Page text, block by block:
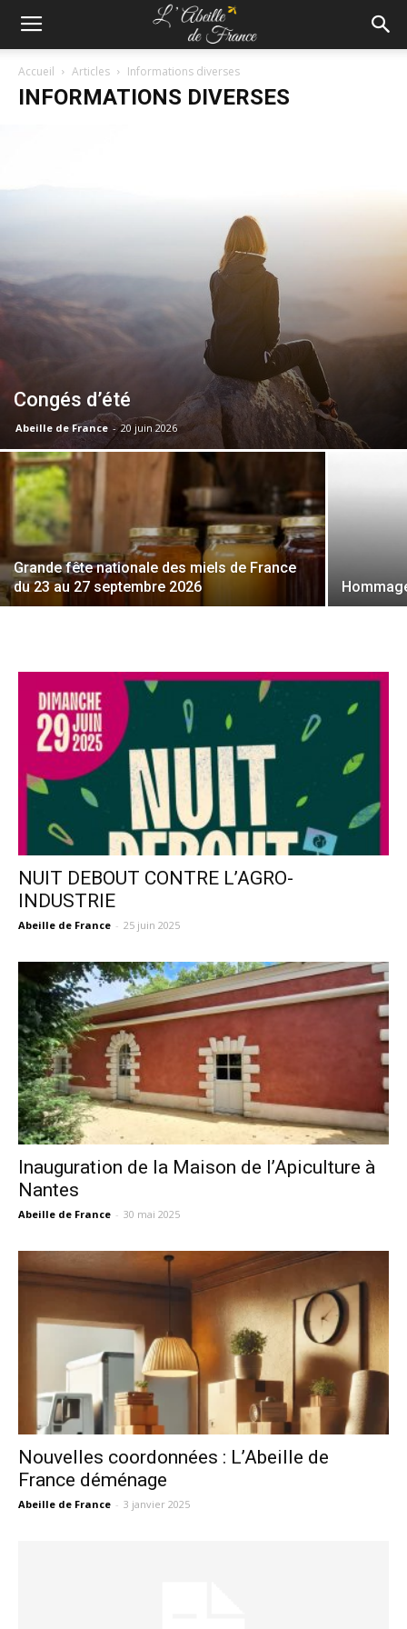
Accueil Articles Informations diverses
INFORMATIONS DIVERSES
Congés d’été
Abeille de France - 20 juin 2026
Grande fête nationale des miels de France
du 23 au 27 septembre 2026
NUIT DEBOUT CONTRE L’AGRO-
INDUSTRIE
Abeille de France - 25 juin 2025
Inauguration de la Maison de l’Apiculture à
Nantes
Abeille de France - 30 mai 2025
Nouvelles coordonnées : L’Abeille de
France déménage
Abeille de France - 3 janvier 2025